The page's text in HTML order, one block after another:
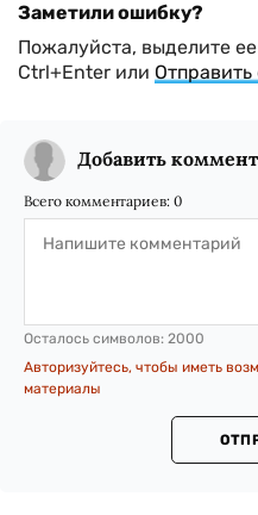
Заметили ошибку?
Пожалуйста, выделите
Ctrl+Enter или
Добавить
Всего комментариев: 0
Осталось символов: 2000
Авторизуйтесь, чтобы иметь
материалы